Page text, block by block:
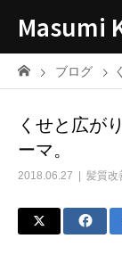
Masumi
ブログ
くせと広が
ーマ。
2018.06.27 髪質改